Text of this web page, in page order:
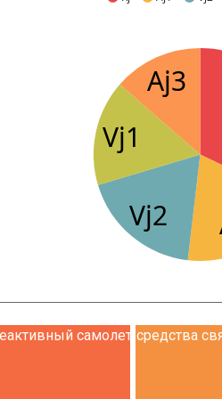
Vj2
Vj1
Aj3
самолет средства